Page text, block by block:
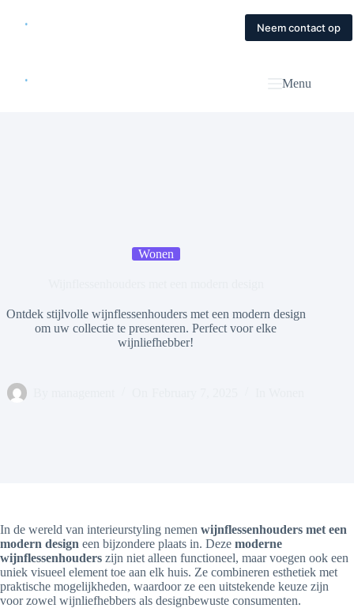
Contact
Neem contact op
Menu
Wonen
Ontdek stijlvolle wijnflessenhouders met een modern design
om uw collectie te presenteren. Perfect voor elke
wijnliefhebber!
In de wereld van interieurstyling nemen wijnflessenhouders met een
modern design een bijzondere plaats in. Deze moderne
wijnflessenhouders zijn niet alleen functioneel, maar voegen ook een
uniek visueel element toe aan elk huis. Ze combineren esthetiek met
praktische mogelijkheden, waardoor ze een uitstekende keuze zijn
voor zowel wijnliefhebbers als designbewuste consumenten.